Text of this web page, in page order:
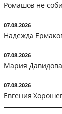
Ромашов не
07.08.2026
Надежда
07.08.2026
Мария
07.08.2026
Евгения